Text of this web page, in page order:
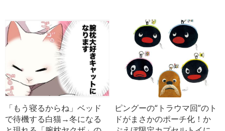
「もう寝るからね」ベッド
で待機する白猫→冬になる
ピングーの“トラウマ回”のト
ドがまさかのポーチ化！か